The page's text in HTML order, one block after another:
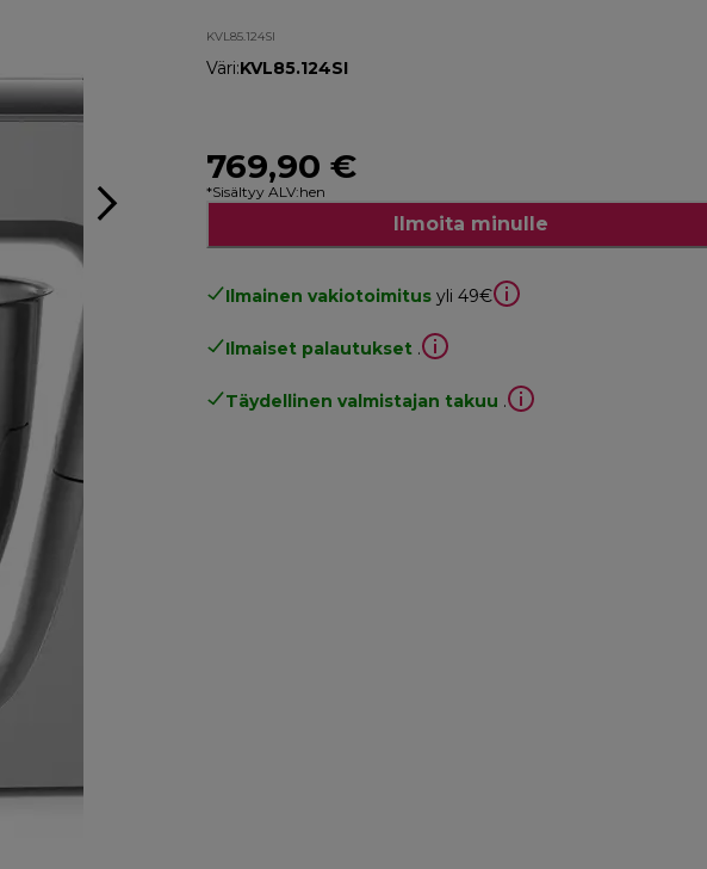
KVL85.124SI
Väri:KVL85.124SI
769,90 €
*Sisältyy ALV:hen
Ilmoita minulle
Ilmainen vakiotoimitus yli 49€
Ilmaiset palautukset .
Täydellinen valmistajan takuu .